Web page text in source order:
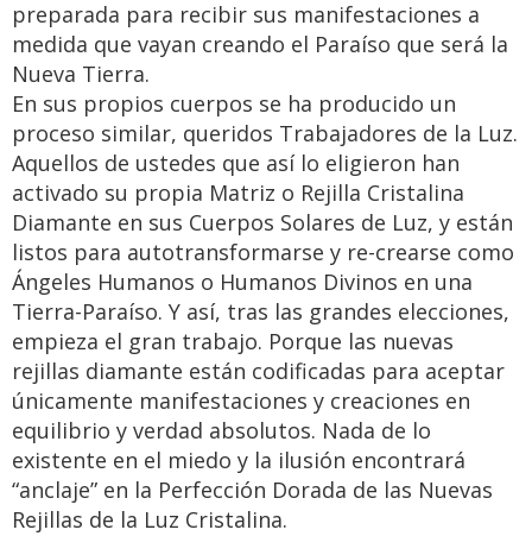
preparada para recibir sus manifestaciones a
medida que vayan creando el Paraíso que será la
Nueva Tierra.
En sus propios cuerpos se ha producido un
proceso similar, queridos Trabajadores de la Luz.
Aquellos de ustedes que así lo eligieron han
activado su propia Matriz o Rejilla Cristalina
Diamante en sus Cuerpos Solares de Luz, y están
listos para autotransformarse y re-crearse como
Ángeles Humanos o Humanos Divinos en una
Tierra-Paraíso. Y así, tras las grandes elecciones,
empieza el gran trabajo. Porque las nuevas
rejillas diamante están codificadas para aceptar
únicamente manifestaciones y creaciones en
equilibrio y verdad absolutos. Nada de lo
existente en el miedo y la ilusión encontrará
“anclaje” en la Perfección Dorada de las Nuevas
Rejillas de la Luz Cristalina.